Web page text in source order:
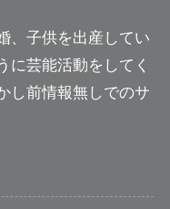
、子供を出産してい
に芸能活動をしてく
し前情報無しでのサ